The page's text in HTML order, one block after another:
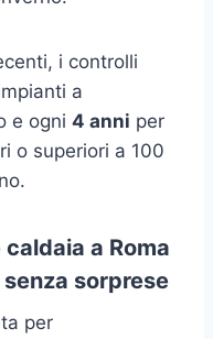
i controlli
a
e ogni 4 anni per
o superiori a 100
a Roma
sorprese
per